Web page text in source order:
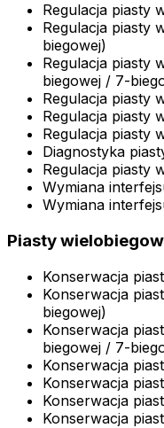
Regulacja piasty
Regulacja piasty
biegowej)
Regulacja piasty
biegowej / 7-
Regulacja piasty
Regulacja piasty
Regulacja piasty
Diagnostyka
Regulacja piasty
Wymiana
Wymiana
Piasty
Konserwacja
Konserwacja
biegowej)
Konserwacja
biegowej / 7-
Konserwacja
Konserwacja
Konserwacja
Konserwacja